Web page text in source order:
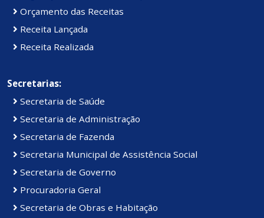
Orçamento das Receitas
Receita Lançada
Receita Realizada
Secretarias:
Secretaria de Saúde
Secretaria de Administração
Secretaria de Fazenda
Secretaria Municipal de Assistência Social
Secretaria de Governo
Procuradoria Geral
Secretaria de Obras e Habitação